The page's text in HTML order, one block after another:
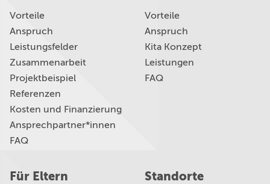
Vorteile
Anspruch
Leistungsfelder
Zusammenarbeit
Projektbeispiel
Referenzen
Kosten und Finanzierung
Ansprechpartner*innen
FAQ
Vorteile
Anspruch
Kita Konzept
Leistungen
FAQ
Für Eltern
Standorte